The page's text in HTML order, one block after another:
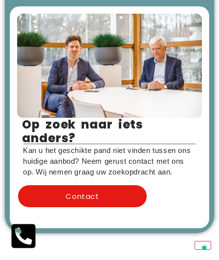
Op zoek naar iets
anders?
Kan u het geschikte pand niet vinden tussen ons
huidige aanbod? Neem gerust contact met ons
op. Wij nemen graag uw zoekopdracht aan.
Contact